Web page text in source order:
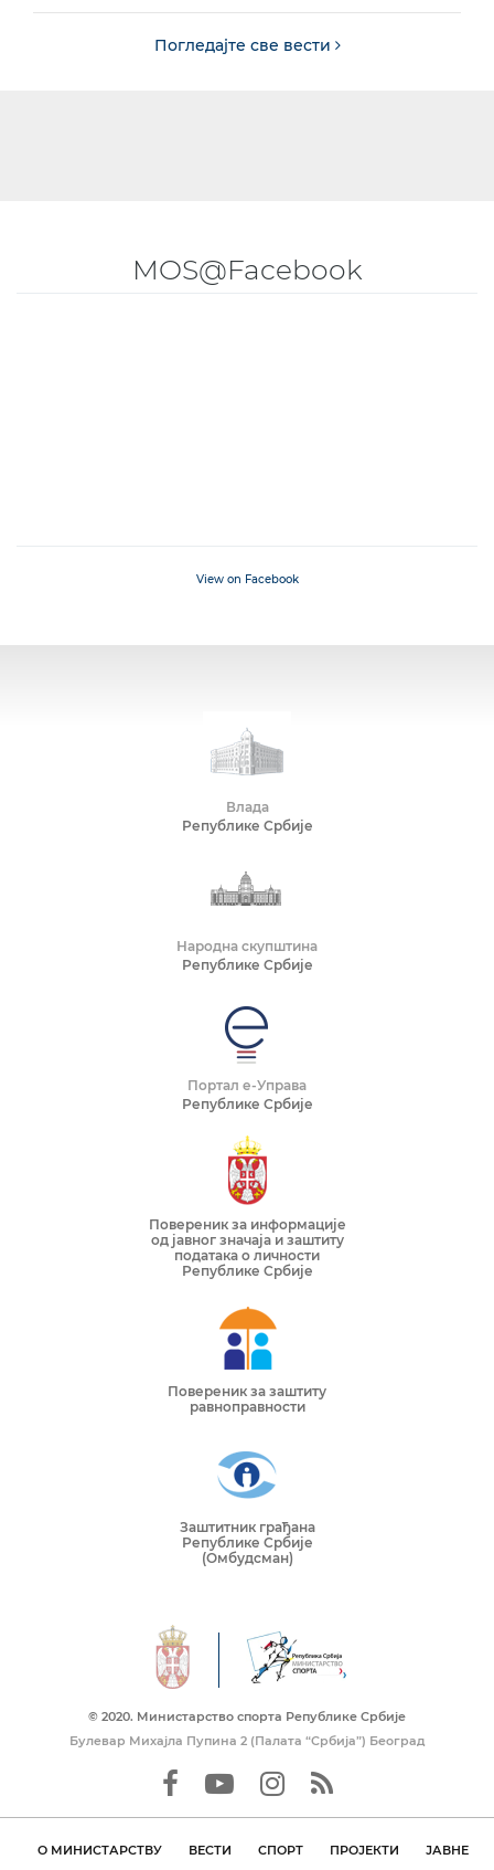
Погледајте све вести
MOS@Facebook
View on Facebook
Влада
Републике Србије
Народна скупштина
Републике Србије
Портал е-Управа
Републике Србије
Повереник за информације
од јавног значаја и заштиту
података о личности
Републике Србије
Повереник за заштиту
равноправности
Заштитник грађана
Републике Србије
(Омбудсман)
© 2020. Mинистарство спорта Републике Србије
Булевар Михајла Пупина 2 (Палата “Србија”) Београд
О МИНИСТАРСТВУ ВЕСТИ СПОРТ ПРОЈЕКТИ
ЈАВНЕ